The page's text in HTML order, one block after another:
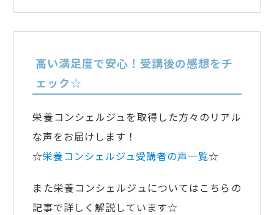
高い満足度で安心！受講後の感想をチ
ェック☆
栄養コンシェルジュを取得した方々のリアル
な声をお届けします！
☆栄養コンシェルジュ受講者の声一覧☆
また栄養コンシェルジュについてはこちらの
記事で詳しく解説しています☆